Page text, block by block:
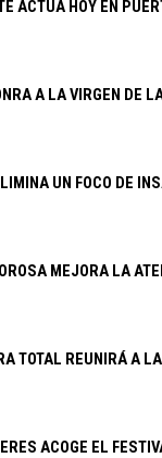
ACTÚA HOY EN
A LA VIRGEN DE
UN FOCO DE
MEJORA LA
TOTAL REUNIRÁ A
ACOGE EL